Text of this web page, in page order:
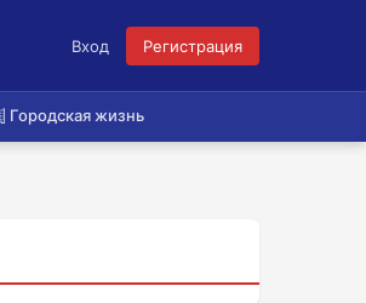
Вход Регистрация
Городская жизнь